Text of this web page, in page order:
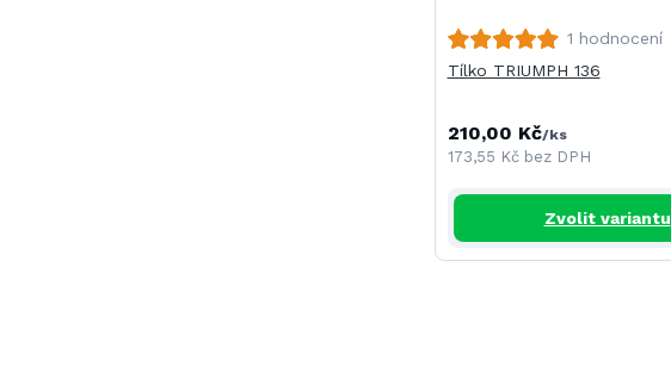
1 hodnocení
Tílko TRIUMPH 136
210,00 Kč/ks
173,55 Kč bez DPH
Zvolit variantu